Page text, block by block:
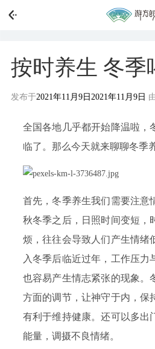
按时养生 冬季
发布于2021年11月9日2021年11月9日
全国各地几乎都开始降温啦，
临了。那么今天就来聊聊冬季
首先，冬季养生我们需要注意
秋冬季之后，日照时间变短，
烦，往往会导致人们产生情绪
入冬季后临近过年，工作压力
也容易产生情志紧张的现象。
方面的调节，让神守于内，保
有利于维持健康。还可以多出
能量，调摄不良情绪。